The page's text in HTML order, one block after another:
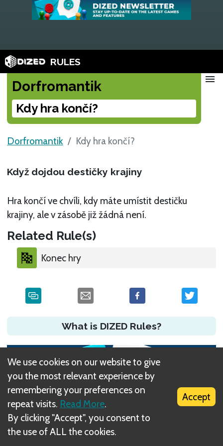
RULES
Dorfromantik
Kdy hra končí?
menu
Dorfromantik Kdy hra končí?
Když dojdou destičky krajiny
Hra končí ve chvíli, kdy máte umístit destičku
krajiny, ale v zásobě již žádná není.
Related Rule(s)
Konec hry
What is DIZED Rules?
We use cookies on our website to give
you the most relevant experience by
remembering your preferences on
repeat visits. Read More.
By clicking "Accept", you consent to
the use of ALL the cookies.
Accept